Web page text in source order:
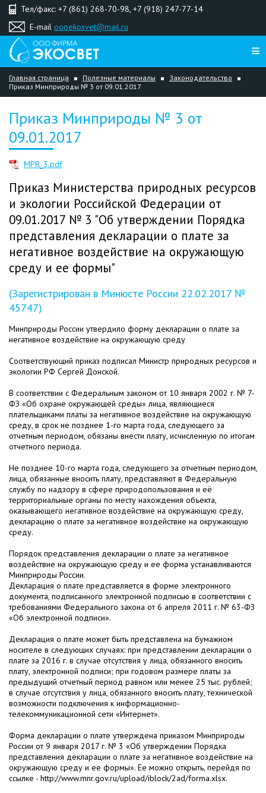
Тел/факс: +7 (861) 268-70-98, +7 (918) 247-77-14
E-mail oooekosvet@mail.ru
Главная страница Полезные материалы
Законодательство
Приказ Минприроды № 3 от 09.01.2017
Приказ Минприроды № 3 от
09.01.2017
MPR_3.pdf
Приказ Министерства природных ресурсов
и экологии Российской Федерации от
09.01.2017 № 3 "Об утверждении Порядка
представления декларации о плате за
негативное воздействие на окружающую
среду и ее формы"
(Зарегистрирован в Минюсте России 22.02.2017 №
45747)
Минприроды России утвердило форму декларации о плате за
негативное воздействие на окружающую среду
Соответствующий приказ подписал Министр природных ресурсов и
экологии РФ Сергей Донской.
В соответствии с Федеральным законом от 10 января 2002 г. № 7-
ФЗ «Об охране окружающей среды» лица, являющиеся
плательщиками платы за негативное воздействие на окружающую
среду, в срок не позднее 1-го марта года, следующего за
отчетным периодом, обязаны внести плату, исчисленную по итогам
отчетного периода.
Не позднее 10-го марта года, следующего за отчетным периодом,
лица, обязанные вносить плату, представляют в Федеральную
службу по надзору в сфере природопользования и её
территориальные органы по месту нахождения объекта,
оказывающего негативное воздействие на окружающую среду,
декларацию о плате за негативное воздействие на окружающую
среду.
Порядок представления декларации о плате за негативное
воздействие на окружающую среду и ее форма устанавливаются
Минприроды России.
Декларация о плате представляется в форме электронного
документа, подписанного электронной подписью в соответствии с
требованиями Федерального закона от 6 апреля 2011 г. № 63-ФЗ
«Об электронной подписи».
Декларация о плате может быть представлена на бумажном
носителе в следующих случаях: при представлении декларации о
плате за 2016 г. в случае отсутствия у лица, обязанного вносить
плату, электронной подписи; при годовом размере платы за
предыдущий отчетный период равном или менее 25 тыс. рублей;
в случае отсутствия у лица, обязанного вносить плату, технической
возможности подключения к информационно-
телекоммуникационной сети «Интернет».
Форма декларации о плате утверждена приказом Минприроды
России от 9 января 2017 г. № 3 «Об утверждении Порядка
представления декларации о плате за негативное воздействие на
окружающую среду и ее формы». Ее можно открыть, перейдя по
ссылке - http://www.mnr.gov.ru/upload/iblock/2ad/forma.xlsx.